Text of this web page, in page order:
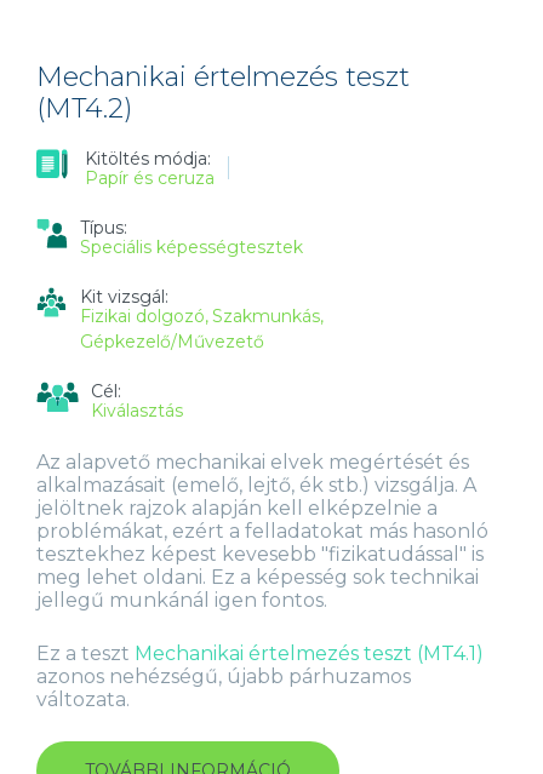
ÉRTÉKESÍTŐK
ÉS
Mechanikai értelmezés teszt
(MT4.2)
Kitöltés módja:
Papír és ceruza
Típus:
Speciális képességtesztek
Kit vizsgál:
Fizikai dolgozó Szakmunkás
Gépkezelő/Művezető
Cél:
Kiválasztás
Az alapvető mechanikai elvek megértését és
alkalmazásait (emelő, lejtő, ék stb.) vizsgálja. A
jelöltnek rajzok alapján kell elképzelnie a
problémákat, ezért a felladatokat más hasonló
tesztekhez képest kevesebb "fizikatudással" is
meg lehet oldani. Ez a képesség sok technikai
jellegű munkánál igen fontos.
Ez a teszt Mechanikai értelmezés teszt (MT4.1)
azonos nehézségű, újabb párhuzamos
változata.